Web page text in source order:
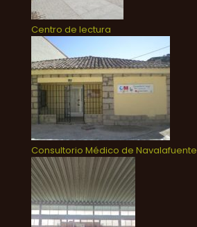
Centro de lectura
Consultorio Médico de Navalafuente